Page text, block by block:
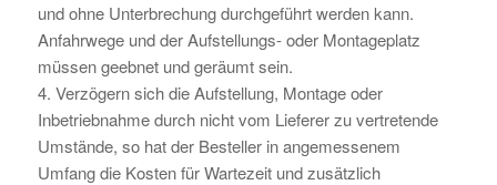
und ohne Unterbrechung durchgeführt werden kann.
Anfahrwege und der Aufstellungs- oder Montageplatz
müssen geebnet und geräumt sein.
4. Verzögern sich die Aufstellung, Montage oder
Inbetriebnahme durch nicht vom Lieferer zu vertretende
Umstände, so hat der Besteller in angemessenem
Umfang die Kosten für Wartezeit und zusätzlich